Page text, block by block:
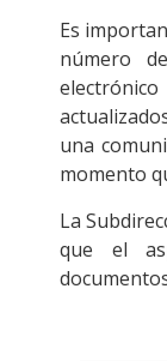
Es
número
una
momento
La
que el